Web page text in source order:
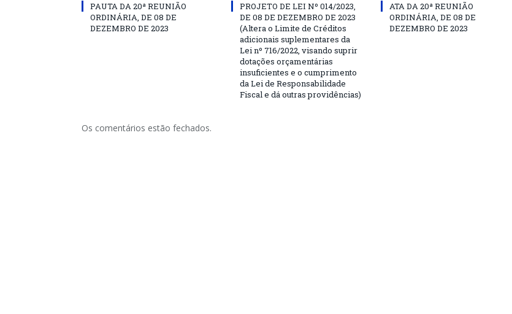
PAUTA DA 20ª REUNIÃO
ORDINÁRIA, DE 08 DE
DEZEMBRO DE 2023
PROJETO DE LEI Nº 014/2023,
DE 08 DE DEZEMBRO DE 2023
(Altera o Limite de Créditos
adicionais suplementares da
Lei nº 716/2022, visando suprir
dotações orçamentárias
insuficientes e o cumprimento
da Lei de Responsabilidade
Fiscal e dá outras providências)
ATA DA 20ª REUNIÃO
ORDINÁRIA, DE 08 DE
DEZEMBRO DE 2023
Os comentários estão fechados.